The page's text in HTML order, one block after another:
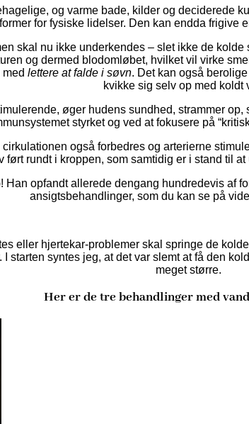
og varme bade, kilder og
for fysiske lidelser. Den kan endda frigive
skal nu ikke underkendes – slet ikke de
og dermed blodomløbet, hvilket vil virke
lettere at falde i søvn. Det kan også
kvikke sig selv op med koldt
øger hudens sundhed, strammer
styrket og ved at fokusere på
også forbedres og arterierne
ført rundt i kroppen, som samtidig er i stand til
Han opfandt allerede dengang hundredevis af
ansigtsbehandlinger, som du kan se på
eller hjertekar-problemer skal springe de
starten syntes jeg, at det var slemt at få den
meget større.
Her er de tre behandlinger med